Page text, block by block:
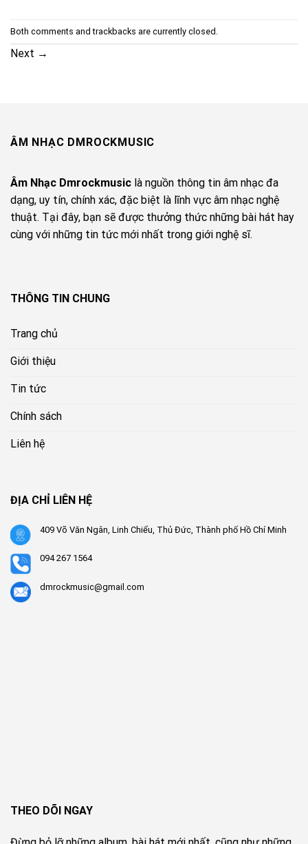
Both comments and trackbacks are currently closed.
Next →
ÂM NHẠC DMROCKMUSIC
Âm Nhạc Dmrockmusic là nguồn thông tin âm nhạc đa
dạng, uy tín, chính xác, đặc biệt là lĩnh vực âm nhạc nghệ
thuật. Tại đây, bạn sẽ được thưởng thức những bài hát hay
cùng với những tin tức mới nhất trong giới nghệ sĩ.
THÔNG TIN CHUNG
Trang chủ
Giới thiệu
Tin tức
Chính sách
Liên hệ
ĐỊA CHỈ LIÊN HỆ
409 Võ Văn Ngân, Linh Chiểu, Thủ Đức, Thành phố Hồ Chí Minh
094 267 1564
dmrockmusic@gmail.com
THEO DÕI NGAY